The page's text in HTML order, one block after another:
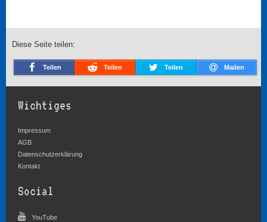
Diese Seite teilen:
Teilen Teilen Teilen Mailen
Wichtiges
Impressum
AGB
Datenschutzerklärung
Kontakt
Social
YouTube